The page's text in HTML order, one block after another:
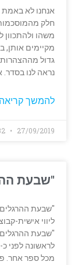
אנחנו לא באמת
חלק
משהו
מקיימים אותן,
גדול מההצהרות
נראה לנו בסדר.
להמשך
27/09/2019
"שבעת
"שבעת
ליווי אישית-
"שבעת
מכל ספר אחר.